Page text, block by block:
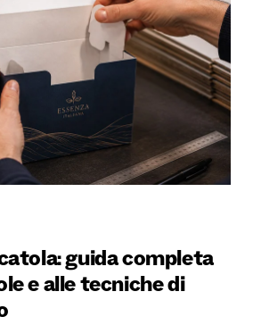
guida completa
e alle tecniche di